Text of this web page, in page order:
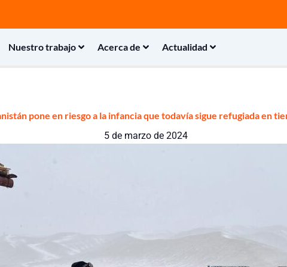
Nuestro trabajo Acerca de Actualidad
pone en riesgo a la infancia que todavía sigue refugiada en
5 de marzo de 2024